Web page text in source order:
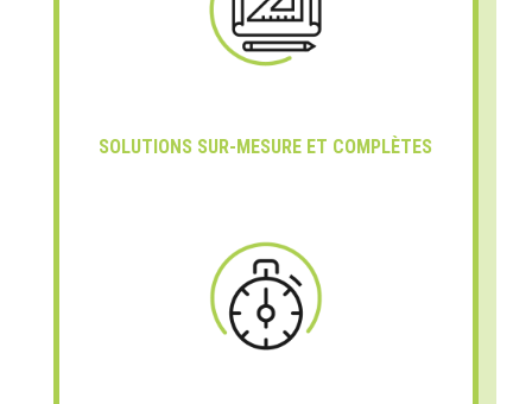
SOLUTIONS SUR-MESURE ET COMPLÈTES